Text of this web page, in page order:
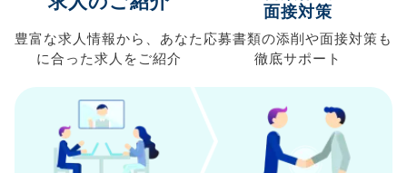
豊富な求人情報から、 あなた
に合った求人を ご紹介
面接対策
応募書類の添削や面接対策も
徹底サポート